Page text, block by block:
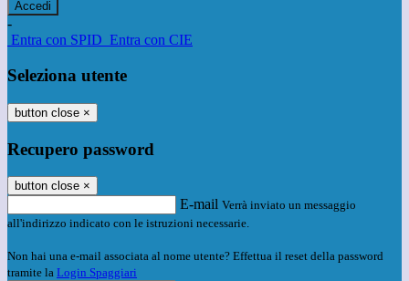
-
Entra con SPID Entra con CIE
Seleziona utente
button close ×
Recupero password
button close ×
E-mail Verrà inviato un messaggio
all'indirizzo indicato con le istruzioni necessarie.
Non hai una e-mail associata al nome utente? Effettua il reset della password
tramite la Login Spaggiari